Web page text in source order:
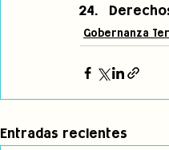
Gobernanza
Entradas recientes